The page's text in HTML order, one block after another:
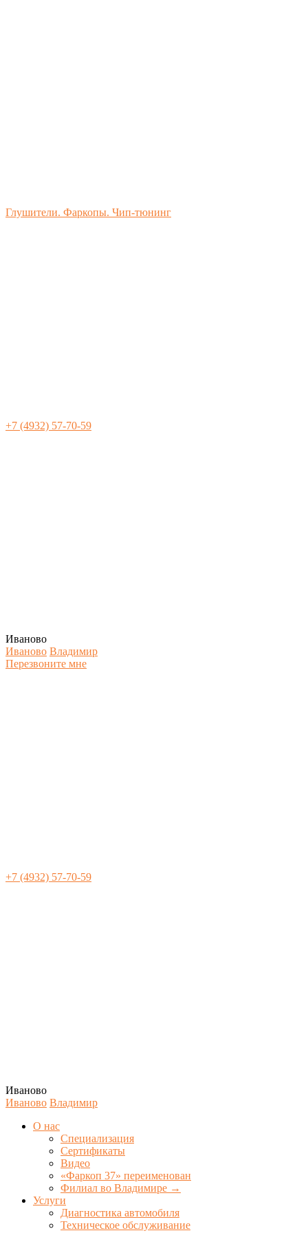
Глушители. Фаркопы. Чип-тюнинг
+7 (4932) 57-70-59
Иваново
Иваново Владимир
Перезвоните мне
+7 (4932) 57-70-59
Иваново
Иваново Владимир
О нас
Специализация
Сертификаты
Видео
«Фаркоп 37» переименован
Филиал во Владимире →
Услуги
Диагностика автомобиля
Техническое обслуживание